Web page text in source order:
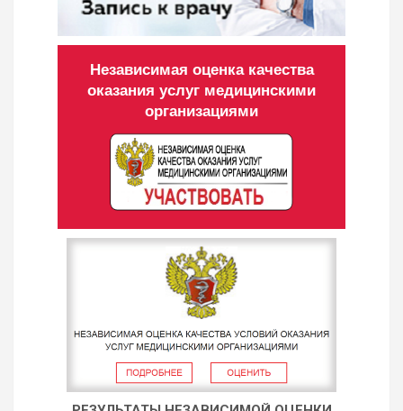
Независимая оценка качества
оказания услуг медицинскими
организациями